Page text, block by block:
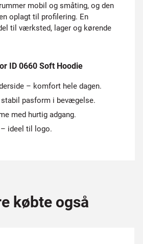
mobil og småting, og den
oplagt til profilering. En
til værksted, lager og kørende
ID 0660 Soft Hoodie
– komfort hele dagen.
pasform i bevægelse.
med hurtig adgang.
ideel til logo.
købte også